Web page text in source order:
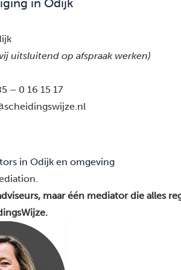
in Odijk
uitsluitend op afspraak werken)
– 0 16 15 17
in Odijk en omgeving
maar één mediator die alles